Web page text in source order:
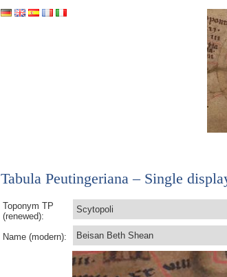
Tabula Peutingeriana – Single
Toponym TP
(renewed):
Scytopoli
Name (modern): Beisan Beth Shean